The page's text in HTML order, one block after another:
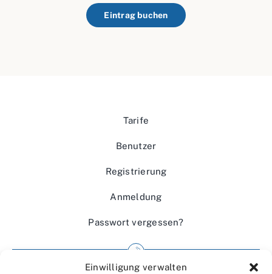
Einwilligung verwalten
Eintrag buchen
Tarife
Benutzer
Registrierung
Anmeldung
Passwort vergessen?